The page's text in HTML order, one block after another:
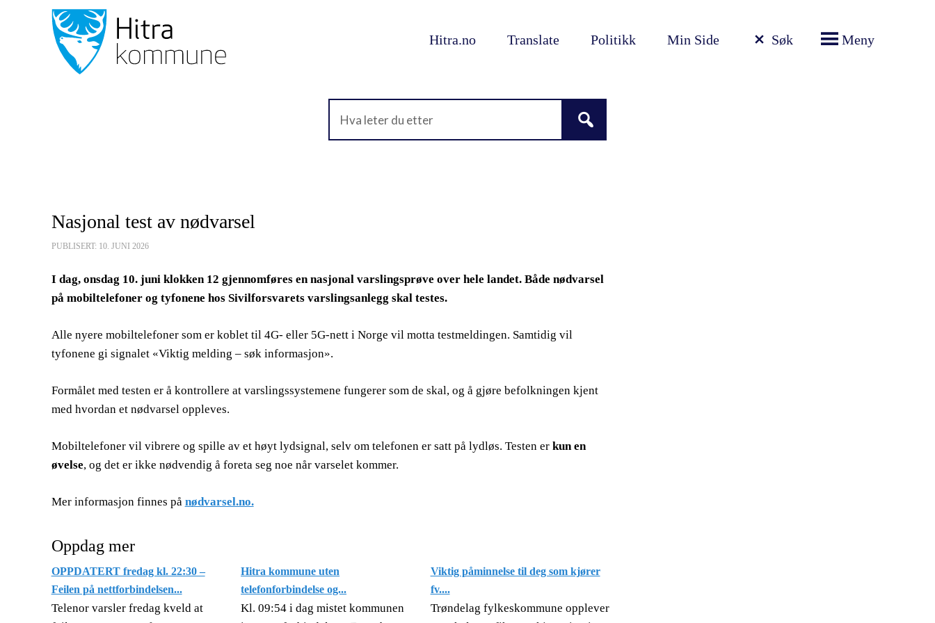
Hitra.no Translate Politikk Min Side Søk Meny
Nasjonal test av nødvarsel
PUBLISERT: 10. JUNI 2026
I dag, onsdag 10. juni klokken 12 gjennomføres en nasjonal varslingsprøve over hele landet. Både nødvarsel
på mobiltelefoner og tyfonene hos Sivilforsvarets varslingsanlegg skal testes.
Alle nyere mobiltelefoner som er koblet til 4G- eller 5G-nett i Norge vil motta testmeldingen. Samtidig vil
tyfonene gi signalet «Viktig melding – søk informasjon».
Formålet med testen er å kontrollere at varslingssystemene fungerer som de skal, og å gjøre befolkningen kjent
med hvordan et nødvarsel oppleves.
Mobiltelefoner vil vibrere og spille av et høyt lydsignal, selv om telefonen er satt på lydløs. Testen erkun en
øvelse, og det er ikke nødvendig å foreta seg noe når varselet kommer.
Mer informasjon finnes på nødvarsel.no.
Oppdag mer
OPPDATERT fredag kl. 22:30 –
Feilen på nettforbindelsen...
Telenor varsler fredag kveld at
Hitra kommune uten
telefonforbindelse og...
Kl. 09:54 i dag mistet kommunen
Viktig påminnelse til deg som kjører
fv....
Trøndelag fylkeskommune opplever